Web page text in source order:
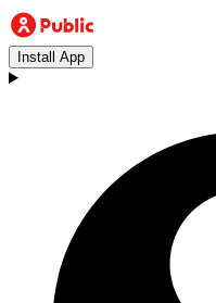
Install App